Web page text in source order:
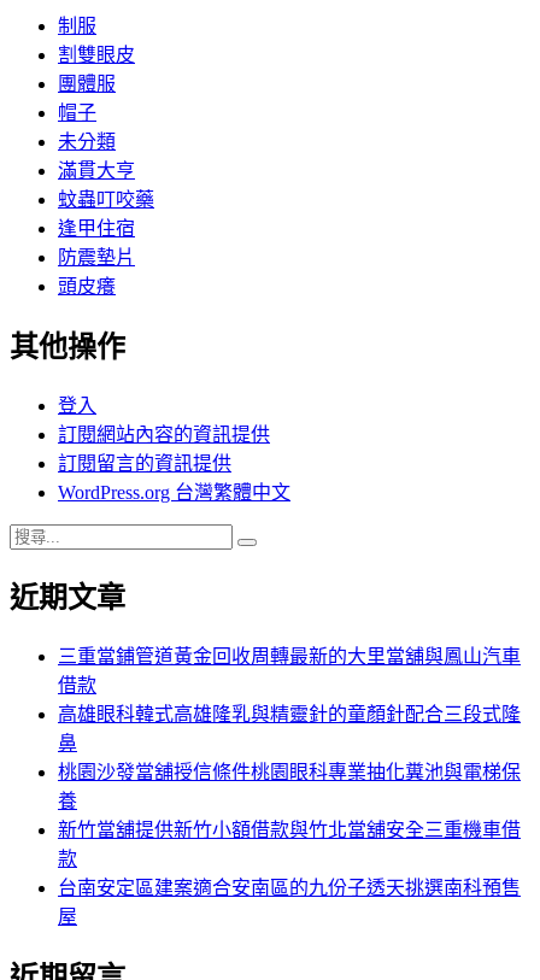
制服
割雙眼皮
團體服
帽子
未分類
滿貫大亨
蚊蟲叮咬藥
逢甲住宿
防震墊片
頭皮癢
其他操作
登入
訂閱網站內容的資訊提供
訂閱留言的資訊提供
WordPress.org 台灣繁體中文
搜
關
近期文章
三重當鋪管道黃金回收周轉最新的大里當舖與鳳山汽車
借款
高雄眼科韓式高雄隆乳與精靈針的童顏針配合三段式隆
鼻
桃園沙發當舖授信條件桃園眼科專業抽化糞池與電梯保
養
新竹當舖提供新竹小額借款與竹北當舖安全三重機車借
款
台南安定區建案適合安南區的九份子透天挑選南科預售
屋